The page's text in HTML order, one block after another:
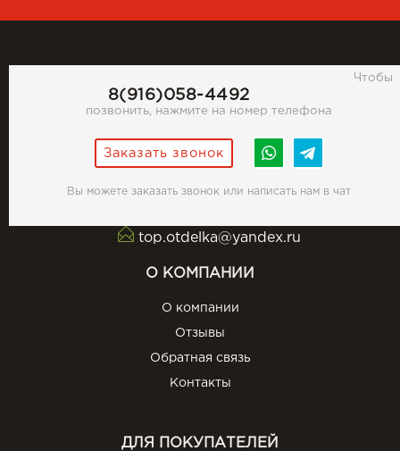
8(916)058-4492
Чтобы
позвонить, нажмите на номер телефона
Заказать звонок
Вы можете заказать звонок или написать нам в чат
top.otdelka@yandex.ru
О КОМПАНИИ
О компании
Отзывы
Обратная связь
Контакты
ДЛЯ ПОКУПАТЕЛЕЙ